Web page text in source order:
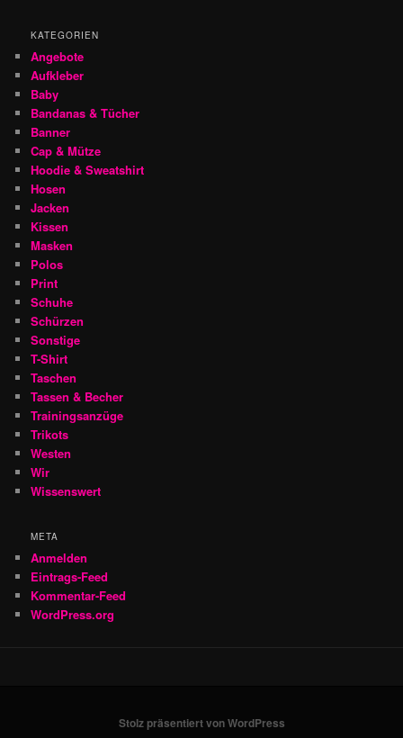
KATEGORIEN
Angebote
Aufkleber
Baby
Bandanas & Tücher
Banner
Cap & Mütze
Hoodie & Sweatshirt
Hosen
Jacken
Kissen
Masken
Polos
Print
Schuhe
Schürzen
Sonstige
T-Shirt
Taschen
Tassen & Becher
Trainingsanzüge
Trikots
Westen
Wir
Wissenswert
META
Anmelden
Eintrags-Feed
Kommentar-Feed
WordPress.org
Stolz präsentiert von WordPress